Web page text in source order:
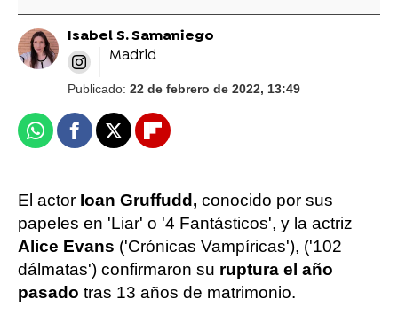
Isabel S. Samaniego
Madrid
Publicado: 22 de febrero de 2022, 13:49
WhatsappFacebook
X Flipboard
El actor Ioan Gruffudd, conocido por sus
papeles en 'Liar' o '4 Fantásticos', y la actriz
Alice Evans ('Crónicas Vampíricas'), ('102
dálmatas') confirmaron su ruptura el año
pasado tras 13 años de matrimonio.